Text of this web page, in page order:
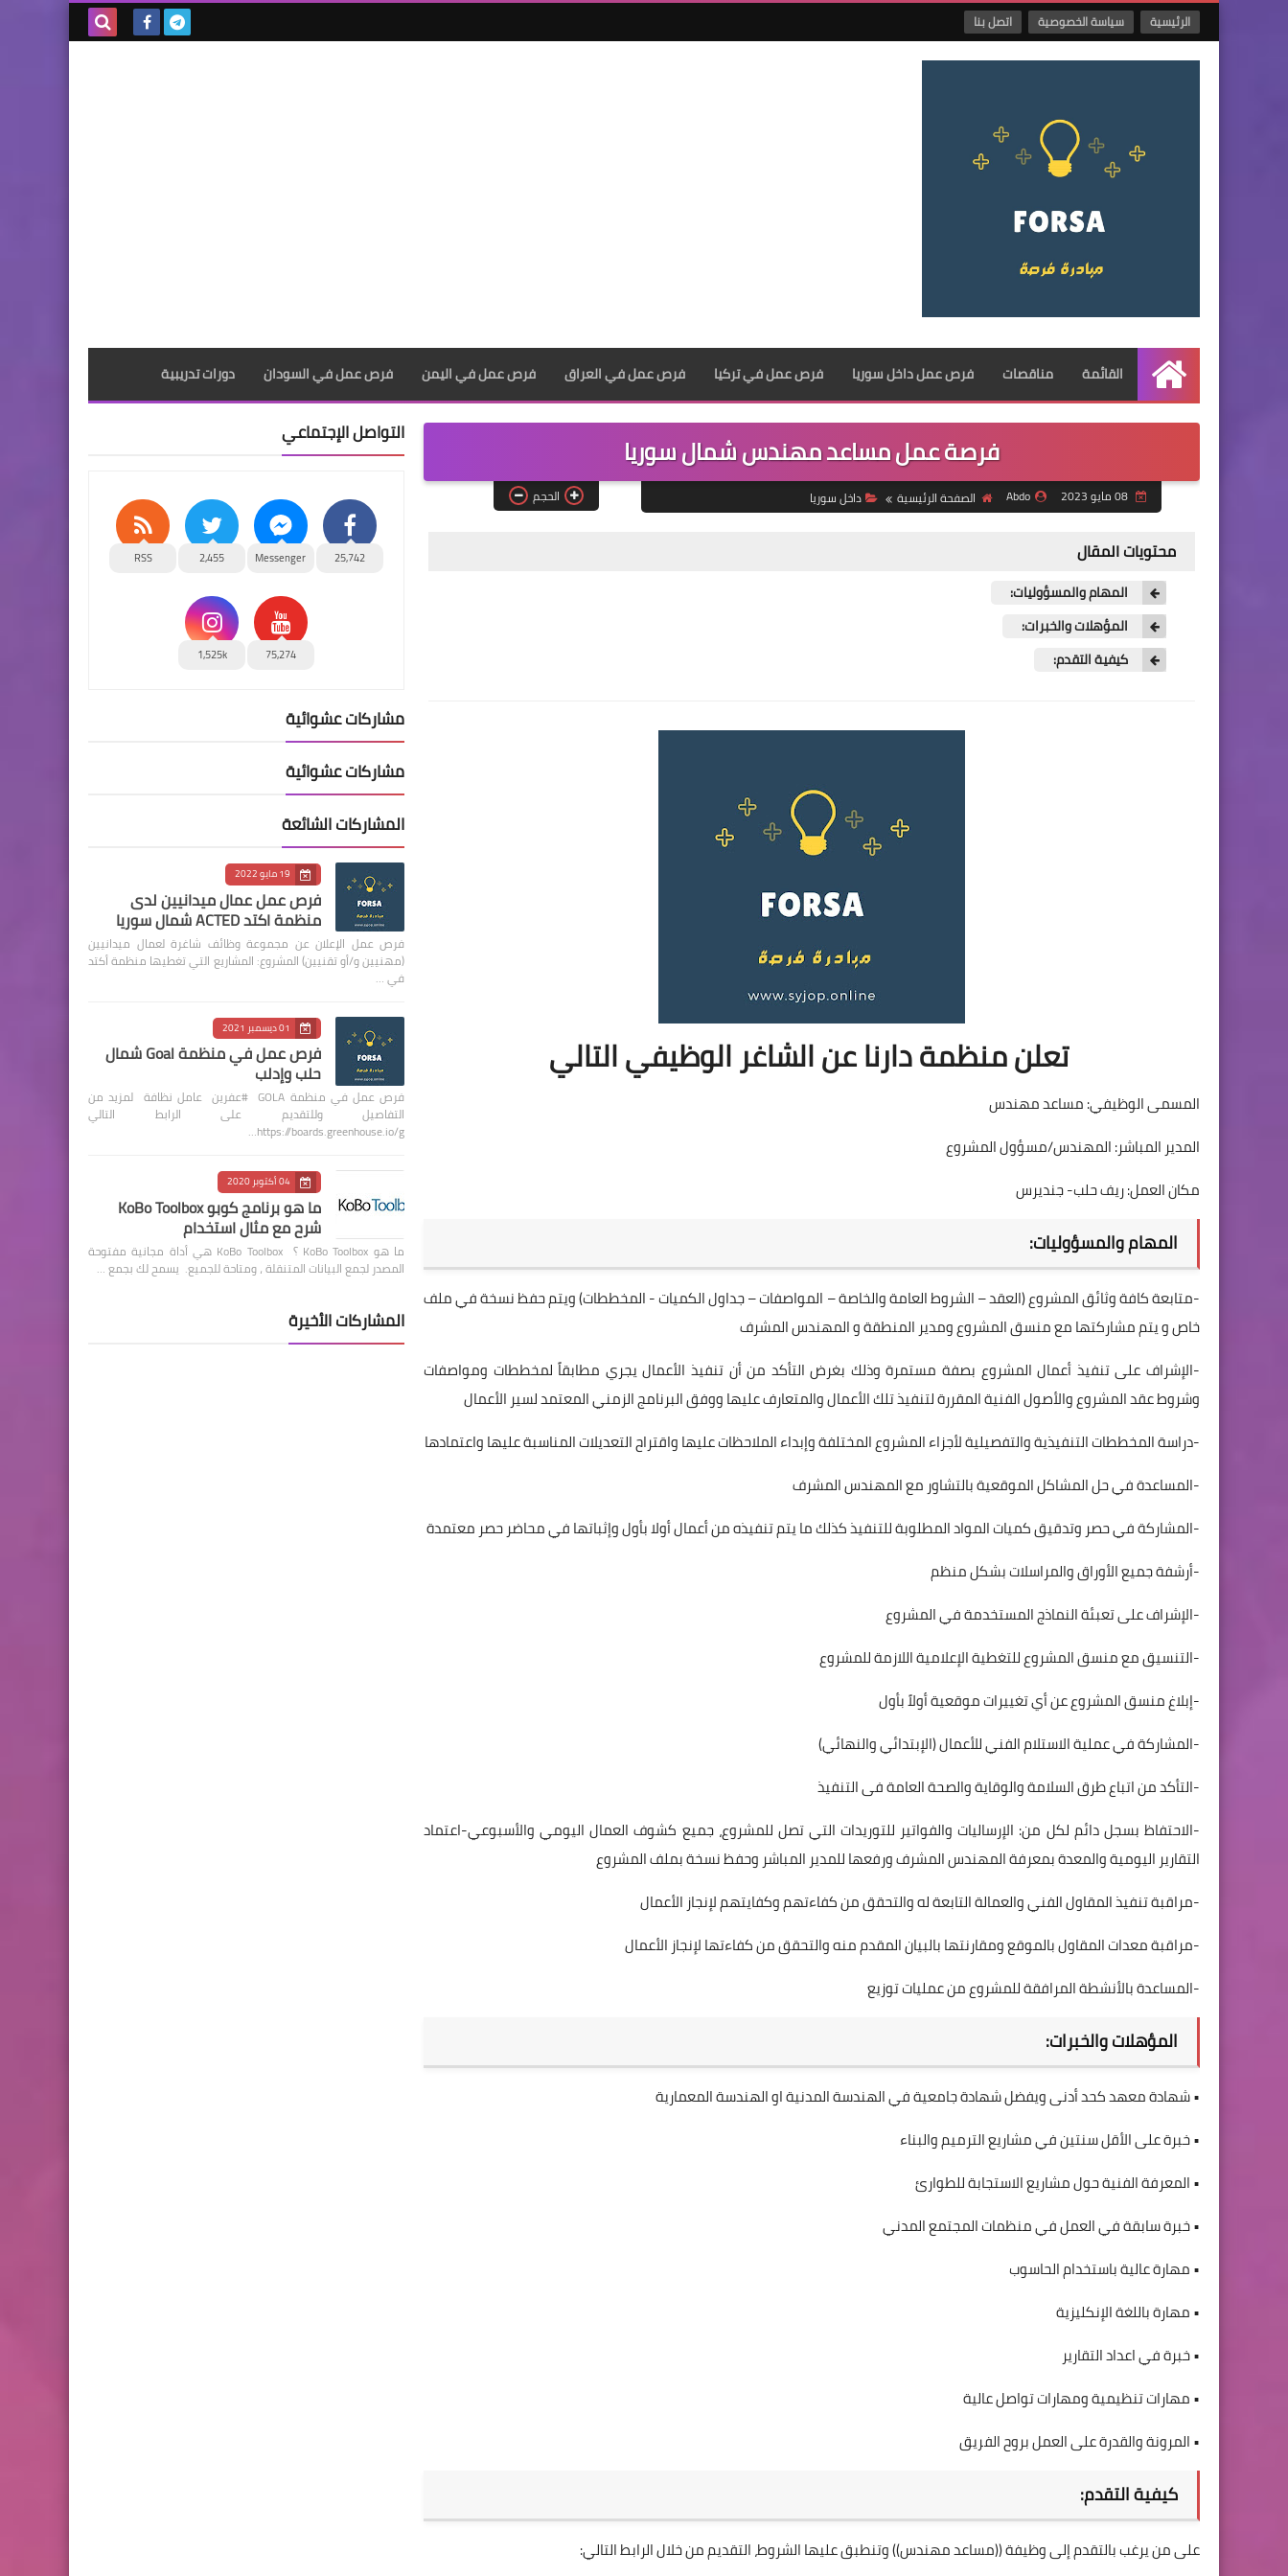
الرئيسية سياسة الخصوصية اتصل بنا
الرئيسية
القائمة مناقصات فرص عمل داخل سوريا فرص عمل في تركيا فرص عمل في العراق فرص عمل في اليمن فرص عمل في السودان دورات تدريبية
فرصة عمل مساعد مهندس شمال سوريا
08 مايو 2023 Abdo الصفحة الرئيسية داخل سوريا الحجم
محتويات المقال
المهام والمسؤوليات:
المؤهلات والخبرات:
كيفية التقدم:
تعلن منظمة دارنا عن الشاغر الوظيفي التالي
المسمى الوظيفي: مساعد مهندس
المدير المباشر: المهندس/مسؤول المشروع
مكان العمل: ريف حلب- جنديرس
المهام والمسؤوليات:
-متابعة كافة وثائق المشروع (العقد – الشروط العامة والخاصة – المواصفات – جداول الكميات - المخططات) ويتم حفظ نسخة في ملف
خاص و يتم مشاركتها مع منسق المشروع ومدير المنطقة و المهندس المشرف
-الإشراف على تنفيذ أعمال المشروع بصفة مستمرة وذلك بغرض التأكد من أن تنفيذ الأعمال يجري مطابقاً لمخططات ومواصفات
وشروط عقد المشروع والأصول الفنية المقررة لتنفيذ تلك الأعمال والمتعارف عليها ووفق البرنامج الزمني المعتمد لسير الأعمال
-دراسة المخططات التنفيذية والتفصيلية لأجزاء المشروع المختلفة وإبداء الملاحظات عليها واقتراح التعديلات المناسبة عليها واعتمادها
-المساعدة في حل المشاكل الموقعية بالتشاور مع المهندس المشرف
-المشاركة في حصر وتدقيق كميات المواد المطلوبة للتنفيذ كذلك ما يتم تنفيذه من أعمال أولا بأول وإثباتها في محاضر حصر معتمدة
-أرشفة جميع الأوراق والمراسلات بشكل منظم
-الإشراف على تعبئة النماذج المستخدمة في المشروع
-التنسيق مع منسق المشروع للتغطية الإعلامية اللازمة للمشروع
-إبلاغ منسق المشروع عن أي تغييرات موقعية أولاً بأول
-المشاركة في عملية الاستلام الفني للأعمال (الإبتدائي والنهائي)
-التأكد من اتباع طرق السلامة والوقاية والصحة العامة فى التنفيذ
-الاحتفاظ بسجل دائم لكل من: الإرساليات والفواتير للتوريدات التي تصل للمشروع، جميع كشوف العمال اليومي والأسبوعي-اعتماد
التقارير اليومية والمعدة بمعرفة المهندس المشرف ورفعها للمدير المباشر وحفظ نسخة بملف المشروع
-مراقبة تنفيذ المقاول الفني والعمالة التابعة له والتحقق من كفاءتهم وكفايتهم لإنجاز الأعمال
-مراقبة معدات المقاول بالموقع ومقارنتها بالبيان المقدم منه والتحقق من كفاءتها لإنجاز الأعمال
-المساعدة بالأنشطة المرافقة للمشروع من عمليات توزيع
المؤهلات والخبرات:
• شهادة معهد كحد أدنى ويفضل شهادة جامعية في الهندسة المدنية او الهندسة المعمارية
• خبرة على الأقل سنتين في مشاريع الترميم والبناء
• المعرفة الفنية حول مشاريع الاستجابة للطوارئ
• خبرة سابقة في العمل في منظمات المجتمع المدني
• مهارة عالية باستخدام الحاسوب
• مهارة باللغة الإنكليزية
• خبرة في اعداد التقارير
• مهارات تنظيمية ومهارات تواصل عالية
• المرونة والقدرة على العمل بروح الفريق
كيفية التقدم:
على من يرغب بالتقدم إلى وظيفة ((مساعد مهندس)) وتنطبق عليها الشروط، التقديم من خلال الرابط التالي:
التواصل الإجتماعي
25,742
Messenger
2,455
RSS
75,274
1,525k
مشاركات عشوائية
مشاركات عشوائية
المشاركات الشائعة
19 مايو 2022
فرص عمل عمال ميدانيين لدى
منظمة اكتد ACTED شمال سوريا
فرص عمل الإعلان عن مجموعة وظائف شاغرة لعمال ميدانيين
(مهنيين و/أو تقنيين) المشروع: المشاريع التي تغطيها منظمة أكتد
في …
01 ديسمبر 2021
فرص عمل في منظمة Goal شمال
حلب وإدلب
فرص عمل في منظمة GOLA #عفرين عامل نظافة لمزيد من
التفاصيل وللتقديم على الرابط التالي
https://boards.greenhouse.io/g…
04 أكتوبر 2020
ما هو برنامج كوبو KoBo Toolbox
شرح مع مثال استخدام
ما هو KoBo Toolbox ؟ KoBo Toolbox هي أداة مجانية مفتوحة
المصدر لجمع البيانات المتنقلة ، ومتاحة للجميع. يسمح لك بجمع …
المشاركات الأخيرة